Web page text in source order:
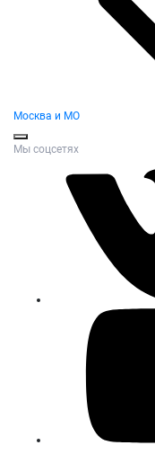
Москва и МО
Мы соцсетях